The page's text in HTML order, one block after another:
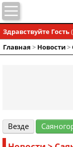
Здравствуйте Гость(
Главная > Новости>
Везде